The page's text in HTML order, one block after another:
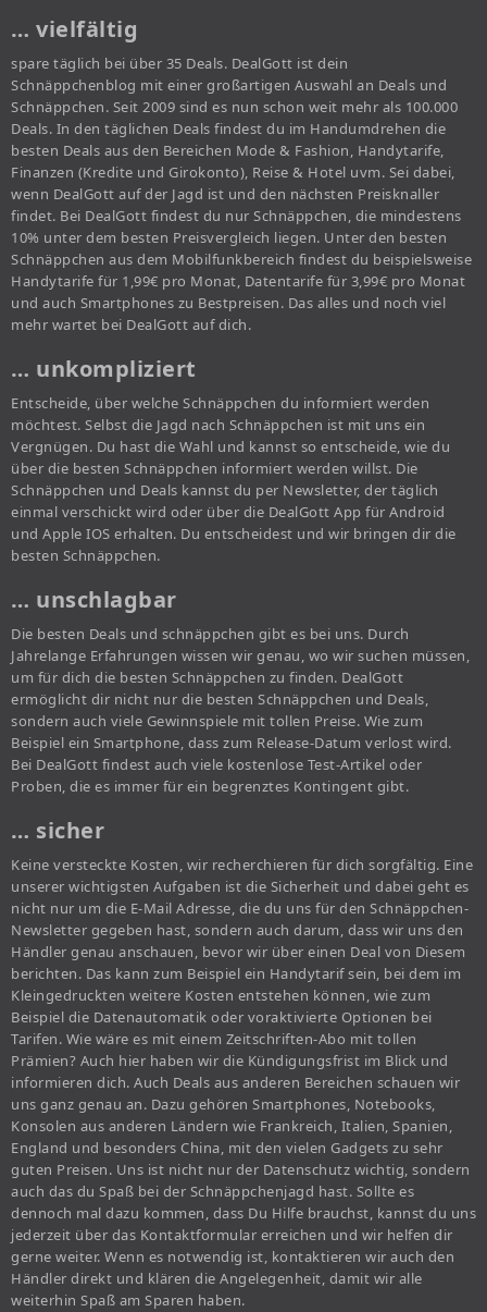
… vielfältig
spare täglich bei über 35 Deals. DealGott ist dein
Schnäppchenblog mit einer großartigen Auswahl an Deals und
Schnäppchen. Seit 2009 sind es nun schon weit mehr als 100.000
Deals. In den täglichen Deals findest du im Handumdrehen die
besten Deals aus den Bereichen Mode & Fashion, Handytarife,
Finanzen (Kredite und Girokonto), Reise & Hotel uvm. Sei dabei,
wenn DealGott auf der Jagd ist und den nächsten Preisknaller
findet. Bei DealGott findest du nur Schnäppchen, die mindestens
10% unter dem besten Preisvergleich liegen. Unter den besten
Schnäppchen aus dem Mobilfunkbereich findest du beispielsweise
Handytarife für 1,99€ pro Monat, Datentarife für 3,99€ pro Monat
und auch Smartphones zu Bestpreisen. Das alles und noch viel
mehr wartet bei DealGott auf dich.
… unkompliziert
Entscheide, über welche Schnäppchen du informiert werden
möchtest. Selbst die Jagd nach Schnäppchen ist mit uns ein
Vergnügen. Du hast die Wahl und kannst so entscheide, wie du
über die besten Schnäppchen informiert werden willst. Die
Schnäppchen und Deals kannst du per Newsletter, der täglich
einmal verschickt wird oder über die DealGott App für Android
und Apple IOS erhalten. Du entscheidest und wir bringen dir die
besten Schnäppchen.
… unschlagbar
Die besten Deals und schnäppchen gibt es bei uns. Durch
Jahrelange Erfahrungen wissen wir genau, wo wir suchen müssen,
um für dich die besten Schnäppchen zu finden. DealGott
ermöglicht dir nicht nur die besten Schnäppchen und Deals,
sondern auch viele Gewinnspiele mit tollen Preise. Wie zum
Beispiel ein Smartphone, dass zum Release-Datum verlost wird.
Bei DealGott findest auch viele kostenlose Test-Artikel oder
Proben, die es immer für ein begrenztes Kontingent gibt.
… sicher
Keine versteckte Kosten, wir recherchieren für dich sorgfältig. Eine
unserer wichtigsten Aufgaben ist die Sicherheit und dabei geht es
nicht nur um die E-Mail Adresse, die du uns für den Schnäppchen-
Newsletter gegeben hast, sondern auch darum, dass wir uns den
Händler genau anschauen, bevor wir über einen Deal von Diesem
berichten. Das kann zum Beispiel ein Handytarif sein, bei dem im
Kleingedruckten weitere Kosten entstehen können, wie zum
Beispiel die Datenautomatik oder voraktivierte Optionen bei
Tarifen. Wie wäre es mit einem Zeitschriften-Abo mit tollen
Prämien? Auch hier haben wir die Kündigungsfrist im Blick und
informieren dich. Auch Deals aus anderen Bereichen schauen wir
uns ganz genau an. Dazu gehören Smartphones, Notebooks,
Konsolen aus anderen Ländern wie Frankreich, Italien, Spanien,
England und besonders China, mit den vielen Gadgets zu sehr
guten Preisen. Uns ist nicht nur der Datenschutz wichtig, sondern
auch das du Spaß bei der Schnäppchenjagd hast. Sollte es
dennoch mal dazu kommen, dass Du Hilfe brauchst, kannst du uns
jederzeit über das Kontaktformular erreichen und wir helfen dir
gerne weiter. Wenn es notwendig ist, kontaktieren wir auch den
Händler direkt und klären die Angelegenheit, damit wir alle
weiterhin Spaß am Sparen haben.